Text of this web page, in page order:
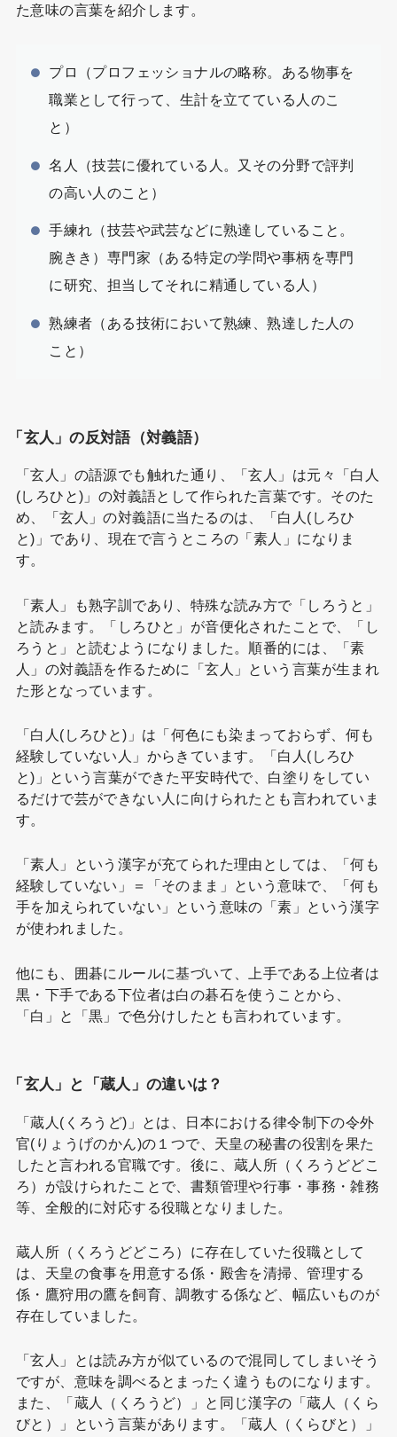
た意味の言葉を紹介します。
プロ（プロフェッショナルの略称。ある物事を
職業として行って、生計を立てている人のこ
と）
名人（技芸に優れている人。又その分野で評判
の高い人のこと）
手練れ（技芸や武芸などに熟達していること。
腕きき）専門家（ある特定の学問や事柄を専門
に研究、担当してそれに精通している人）
熟練者（ある技術において熟練、熟達した人の
こと）
「玄人」の反対語（対義語）
「玄人」の語源でも触れた通り、「玄人」は元々「白人
(しろひと)」の対義語として作られた言葉です。そのた
め、「玄人」の対義語に当たるのは、「白人(しろひ
と)」であり、現在で言うところの「素人」になりま
す。
「素人」も熟字訓であり、特殊な読み方で「しろうと」
と読みます。「しろひと」が音便化されたことで、「し
ろうと」と読むようになりました。順番的には、「素
人」の対義語を作るために「玄人」という言葉が生まれ
た形となっています。
「白人(しろひと)」は「何色にも染まっておらず、何も
経験していない人」からきています。「白人(しろひ
と)」という言葉ができた平安時代で、白塗りをしてい
るだけで芸ができない人に向けられたとも言われていま
す。
「素人」という漢字が充てられた理由としては、「何も
経験していない」＝「そのまま」という意味で、「何も
手を加えられていない」という意味の「素」という漢字
が使われました。
他にも、囲碁にルールに基づいて、上手である上位者は
黒・下手である下位者は白の碁石を使うことから、
「白」と「黒」で色分けしたとも言われています。
「玄人」と「蔵人」の違いは？
「蔵人(くろうど)」とは、日本における律令制下の令外
官(りょうげのかん)の１つで、天皇の秘書の役割を果た
したと言われる官職です。後に、蔵人所（くろうどどこ
ろ）が設けられたことで、書類管理や行事・事務・雑務
等、全般的に対応する役職となりました。
蔵人所（くろうどどころ）に存在していた役職として
は、天皇の食事を用意する係・殿舎を清掃、管理する
係・鷹狩用の鷹を飼育、調教する係など、幅広いものが
存在していました。
「玄人」とは読み方が似ているので混同してしまいそう
ですが、意味を調べるとまったく違うものになります。
また、「蔵人（くろうど）」と同じ漢字の「蔵人（くら
びと）」という言葉があります。「蔵人（くらびと）」